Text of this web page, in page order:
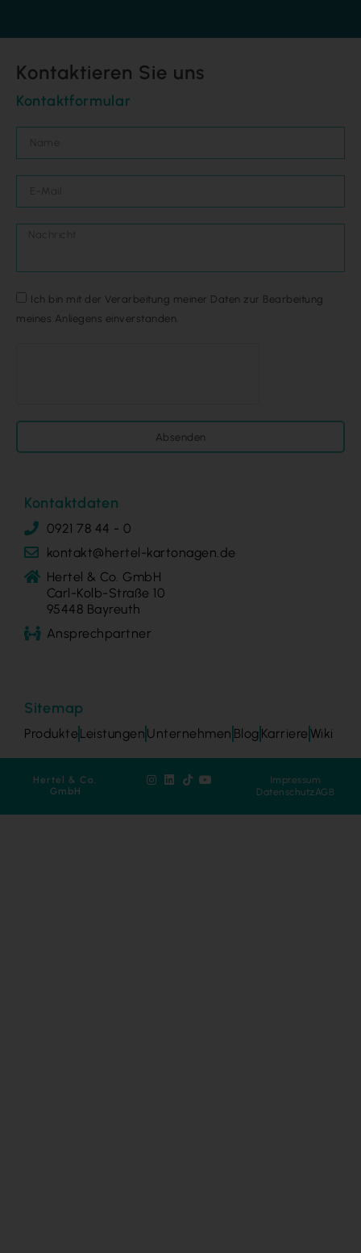
Kontaktieren Sie uns
Kontaktformular
Ich bin mit der Verarbeitung meiner Daten zur Bearbeitung
meines Anliegens einverstanden.
Absenden
Kontaktdaten
0921 78 44 - 0
kontakt@hertel-kartonagen.de
Hertel & Co. GmbH
Carl-Kolb-Straße 10
95448 Bayreuth
Ansprechpartner
Sitemap
Produkte Leistungen Unternehmen Blog Karriere Wiki
Hertel & Co.
GmbH
Impressum
DatenschutzAGB